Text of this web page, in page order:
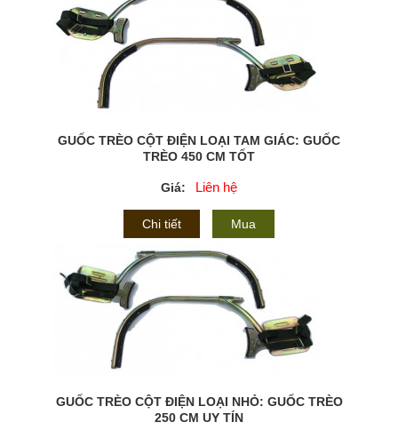
GUỐC TRÈO CỘT ĐIỆN LOẠI TAM GIÁC: GUỐC
TRÈO 450 CM TỐT
Giá: Liên hệ
Chi tiết Mua
GUỐC TRÈO CỘT ĐIỆN LOẠI NHỎ: GUỐC TRÈO
250 CM UY TÍN